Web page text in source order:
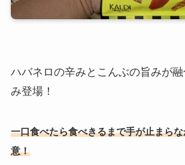
ハバネロの辛みとこんぶの旨みが融
み登場！
一口食べたら食べきるまで手が止まら
意！